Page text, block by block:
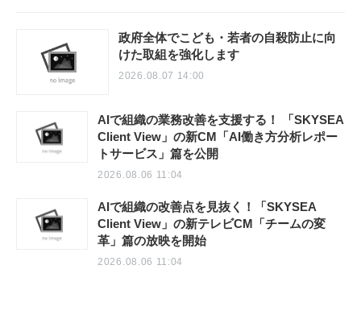
政府全体でこども・若者の自殺防止に向
けた取組を強化します
2026.08.07 14:00
AIで組織の業務改善を支援する！ 「SKYSEA
Client View」の新CM「AI働き方分析レポー
トサービス」篇を公開
2026.08.06 11:04
AIで組織の改善点を見抜く！「SKYSEA
Client View」の新テレビCM「チームの変
革」篇の放映を開始
2026.08.06 11:04